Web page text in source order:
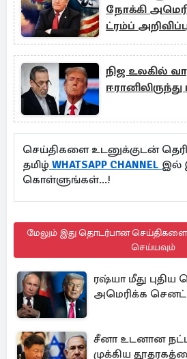
நோக்கி
ட்ரம்ப்
நிஜ உலகில்
செய்திகளை உடனுக்குடன்
தமிழ் WHATSAPP CHANNEL இல்
கொள்ளுங்கள்...!
மேலும் இது தொடர்பான
செய்யவும்
ரஷ்யா மீது
அமெரிக்க
சீனா உடனான
முக்கிய